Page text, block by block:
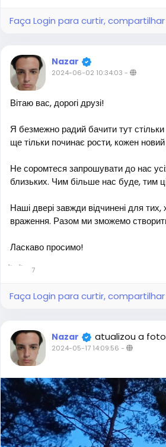
Faça Login para curtir,
Nazar
2024-06-02 10:34:03 -
Вітаю вас, дорогі друзі!
Я безмежно радий бачити тут
ще тільки починає рости, кожен
Не соромтеся запрошувати до нас
близьких. Чим більше нас буде, тим
Наші двері завжди відчинені для
враження. Разом ми зможемо
Ласкаво просимо!
7
Faça Login para curtir,
Nazar atualizou a
2024-05-17 14:09:56 -